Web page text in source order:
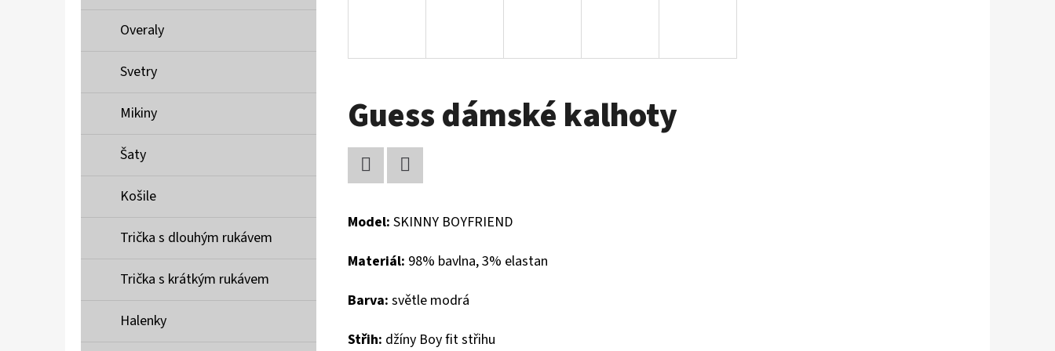
Overaly
Svetry
Mikiny
Šaty
Košile
Trička s dlouhým rukávem
Trička s krátkým rukávem
Halenky
Guess dámské kalhoty
Model: SKINNY BOYFRIEND
Materiál: 98% bavlna, 3% elastan
Barva: světle modrá
Střih: džíny Boy fit střihu